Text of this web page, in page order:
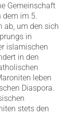
Gemeinschaft
dem im 5.
ab, um den sich
in
islamischen
in den
leben
Diaspora.
stets den